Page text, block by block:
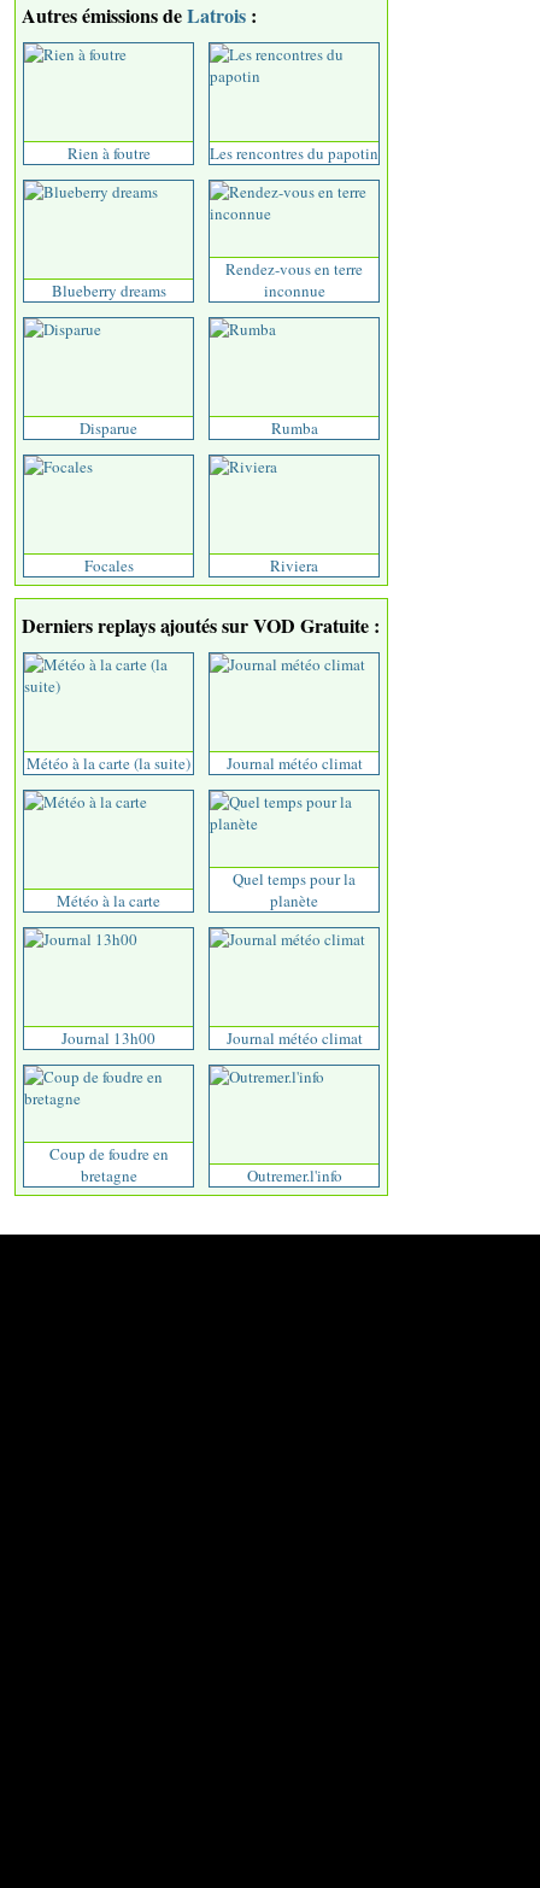
Autres émissions deLatrois :
Rien à foutre Les rencontres du papotin
Blueberry dreams
Rendez-vous en terre
inconnue
Disparue Rumba
Focales Riviera
Derniers replays ajoutés sur VOD Gratuite :
Météo à la carte (la suite) Journal météo climat
Météo à la carte
Quel temps pour la
planète
Journal 13h00 Journal météo climat
Coup de foudre en
bretagne
Outremer.l'info